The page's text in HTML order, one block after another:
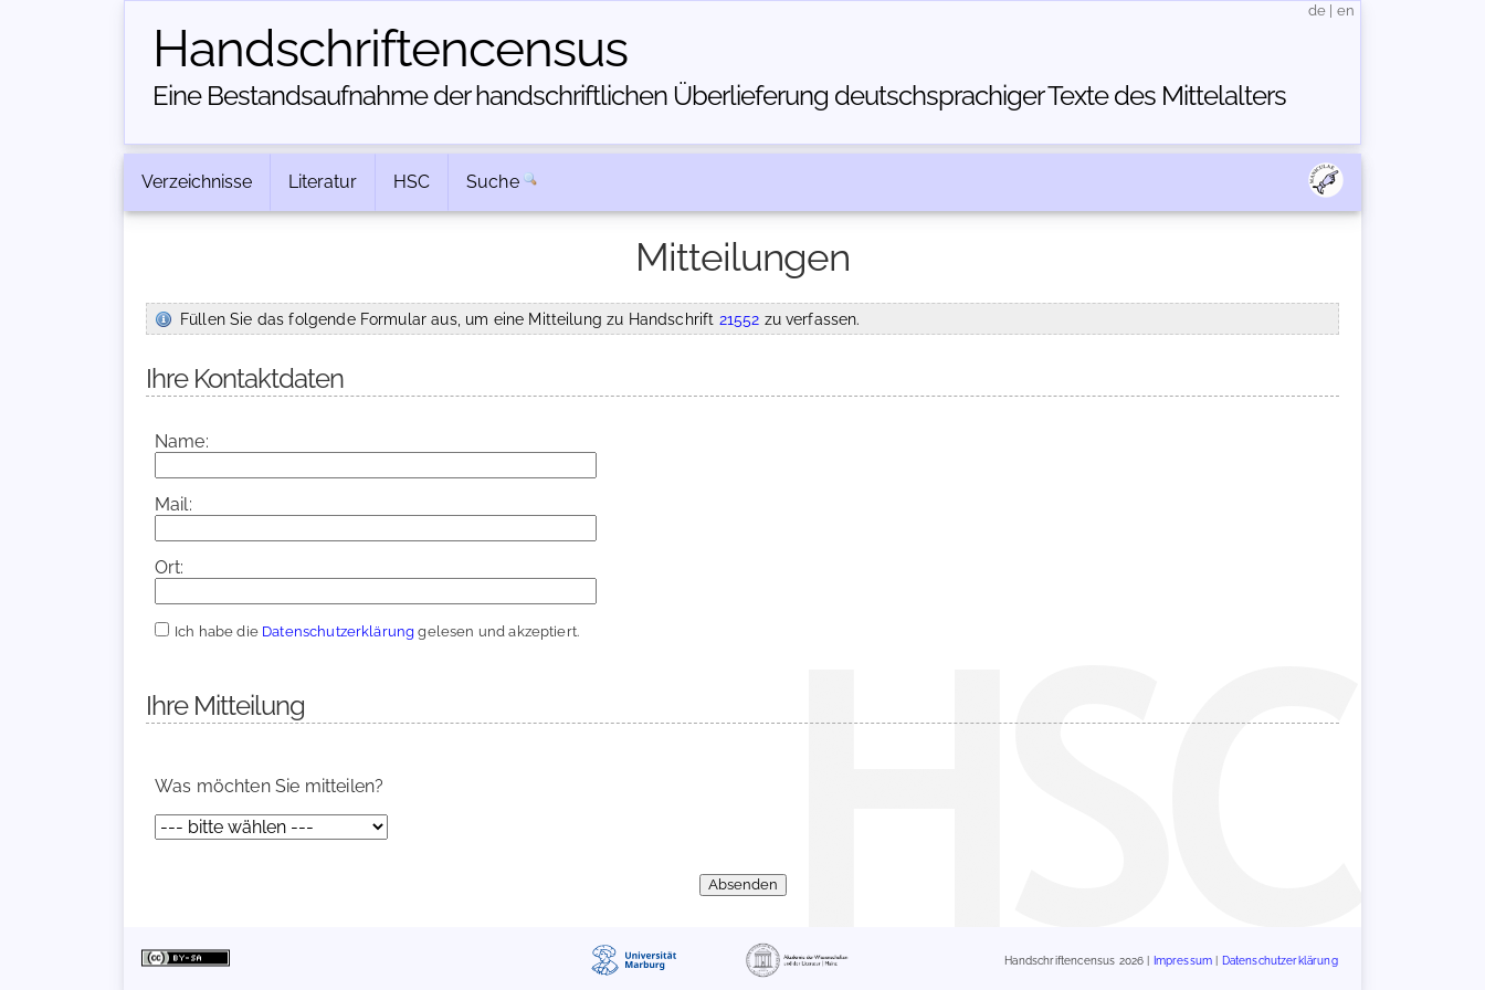
Handschriften­census
Eine Bestandsaufnahme der handschriftlichen Über­lieferung deutschsprachiger Texte des Mittelalters
de en
Verzeichnisse Literatur HSC Suche
Mitteilungen
Füllen Sie das folgende Formular aus, um eine Mitteilung zu Handschrift 21552 zu verfassen.
Ihre Kontaktdaten
Name:
Mail:
Ort:
Ich habe die Datenschutzerklärung gelesen und akzeptiert.
Ihre Mitteilung
Was möchten Sie mitteilen?
Handschriftencensus 2026 | Impressum Datenschutzerklärung